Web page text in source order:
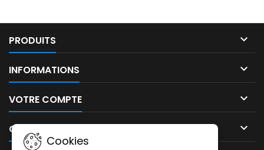
PRODUITS 
INFORMATIONS 
VOTRE COMPTE 
CONTACT 
Cookies